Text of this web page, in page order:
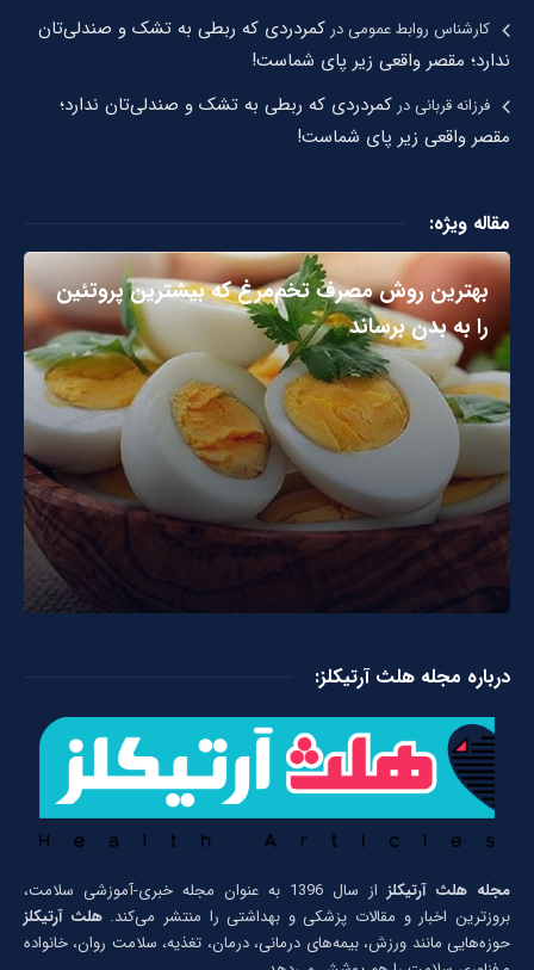
کارشناس روابط عمومیدر کمردردی که ربطی به تشک و صندلی‌تان
ندارد؛ مقصر واقعی زیر پای شماست!
فرزانه قربانیدر کمردردی که ربطی به تشک و صندلی‌تان ندارد؛
مقصر واقعی زیر پای شماست!
مقاله ویژه:
بهترین روش مصرف تخم‌مرغ که بیشترین پروتئین
را به بدن برساند
درباره مجله هلث آرتیکلز:
مجله هلث آرتیکلز
از سال 1396 به عنوان مجله خبری-آموزشی سلامت،
بروزترین اخبار و مقالات پزشکی و بهداشتی را منتشر می‌کند.هلث آرتیکلز
حوزه‌هایی مانند ورزش، بیمه‌های درمانی، درمان، تغذیه، سلامت روان، خانواده